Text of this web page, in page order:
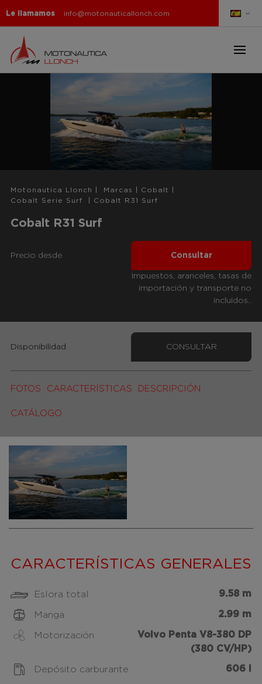
Le llamamos info@motonauticallonch.com
Motonautica Llonch Marcas Cobalt
Cobalt Serie Surf
Cobalt R31 Surf
Cobalt R31 Surf
Precio desde Consultar
Impuestos, aranceles, tasas de
importación y transporte no
incluidos..
FOTOS CARACTERÍSTICAS DESCRIPCIÓN
CATÁLOGO
Disponibilidad CONSULTAR
CARACTERÍSTICAS GENERALES
Eslora total 9.58 m
Manga 2.99 m
Motorización
Volvo Penta V8-380 DP
(380 CV/HP)
Depósito carburante 606 l